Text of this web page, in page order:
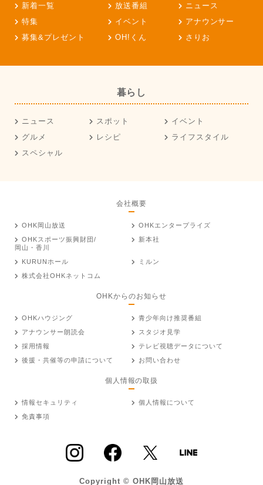
新着一覧 放送番組
ニュース
特集
イベント
アナウンサー
募集&プレゼント
OH!くん さりお
暮らし
ニュース スポット
イベント
グルメ
レシピ
ライフスタイル
スペシャル
会社概要
OHK岡山放送
OHKエンタープライズ
OHKスポーツ振興財団/
岡山・香川
新本社
KURUNホール
ミルン
株式会社OHKネットコム
OHKからのお知らせ
OHKハウジング
青少年向け推奨番組
アナウンサー朗読会
スタジオ見学
採用情報
テレビ視聴データについて
後援・共催等の申請について
お問い合わせ
個人情報の取扱
情報セキュリティ
個人情報について
免責事項
Copyright © OHK岡山放送